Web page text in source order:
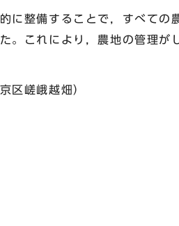
整備することで，すべての
。これにより，農地の管理が
区嵯峨越畑）